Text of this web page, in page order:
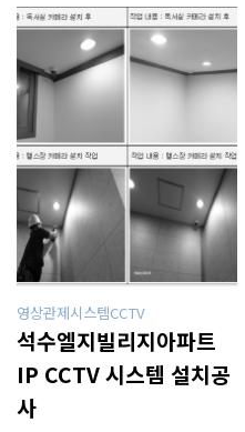
영상관제시스템CCTV
석수엘지빌리지아파트
IP CCTV 시스템 설치공
사